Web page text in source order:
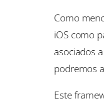
Como
iOS como
asociados
podremos
Este